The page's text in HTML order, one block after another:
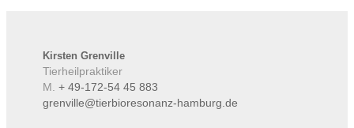
Kirsten Grenville
Tierheilpraktiker
M. + 49-172-54 45 883
grenville@tierbioresonanz-hamburg.de